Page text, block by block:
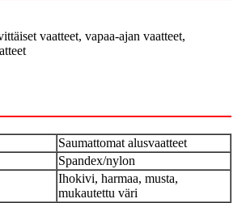
vaatteet, vapaa-ajan vaatteet,
Saumattomat alusvaatteet
Spandex/nylon
Ihokivi, harmaa, musta,
mukautettu väri